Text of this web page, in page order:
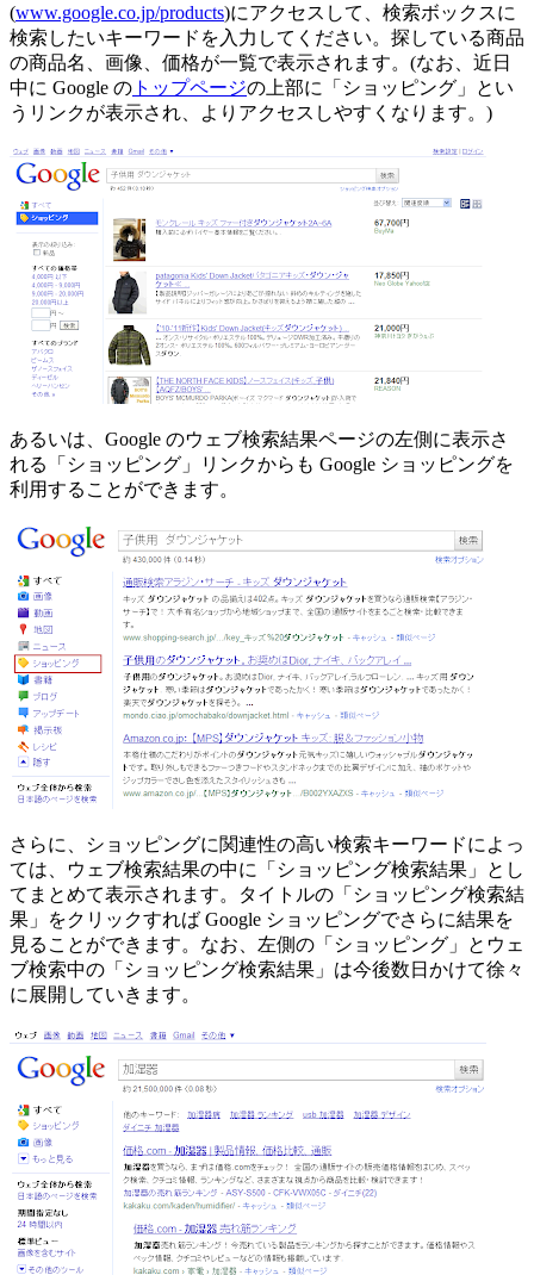
(www.google.co.jp/products)にアクセスして、検索ボックスに
検索したいキーワードを入力してください。探している商品
の商品名、画像、価格が一覧で表示されます。(なお、近日
中に Google の トップページの上部に「ショッピング」とい
うリンクが表示され、よりアクセスしやすくなります。)
あるいは、Google のウェブ検索結果ページの左側に表示さ
れる「ショッピング」リンクからも Google ショッピングを
利用することができます。
さらに、ショッピングに関連性の高い検索キーワードによっ
ては、ウェブ検索結果の中に「ショッピング検索結果」とし
てまとめて表示されます。タイトルの「ショッピング検索結
果」をクリックすれば Google ショッピングでさらに結果を
見ることができます。なお、左側の「ショッピング」とウェ
ブ検索中の「ショッピング検索結果」は今後数日かけて徐々
に展開していきます。